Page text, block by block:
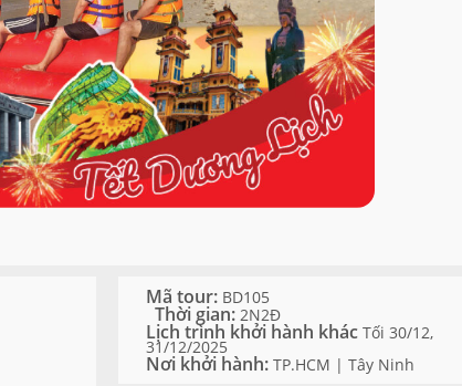
Mã tour: BD105
Thời gian:2N2Đ
Lịch trình khởi hành khácTối 30/12,
31/12/2025
Nơi khởi hành:TP.HCM | Tây Ninh